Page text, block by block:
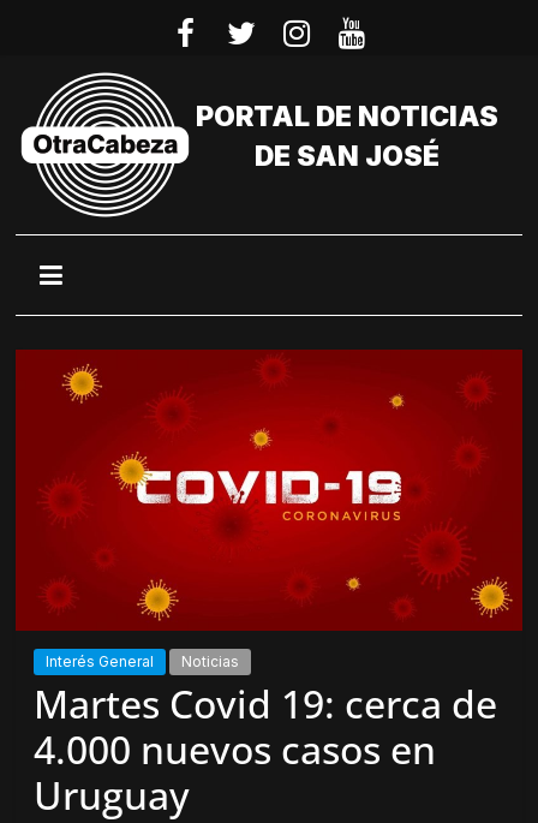
PORTAL DE NOTICIAS
DE SAN JOSÉ
Interés General Noticias
Martes Covid 19: cerca de
4.000 nuevos casos en
Uruguay